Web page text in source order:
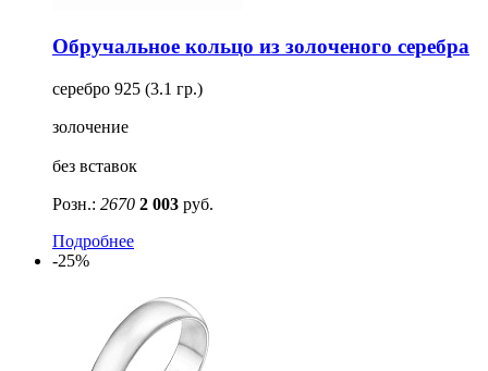
Обручальное кольцо из золоченого серебра
серебро 925 (3.1 гр.)
золочение
без вставок
Розн.: 2670 2 003 руб.
Подробнее
-25%